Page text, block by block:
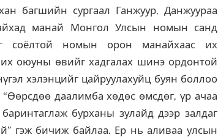
багшийн сургаал Ганжуур, Данжуураа
манай Монгол Улсын номын санд
соёлтой номын орон манайхаас их
оюуны өвийг хадгалах шинэ ордонтой
хэлэнцийг цайруулахуйц буян боллоо
даалимба хөдөс өмсдөг, үр ачаа
бурханы зулайд дээр залдаг
гэж бичиж байлаа. Ер нь аливаа улсын